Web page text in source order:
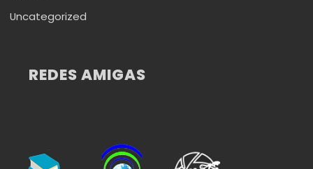
Uncategorized
REDES AMIGAS